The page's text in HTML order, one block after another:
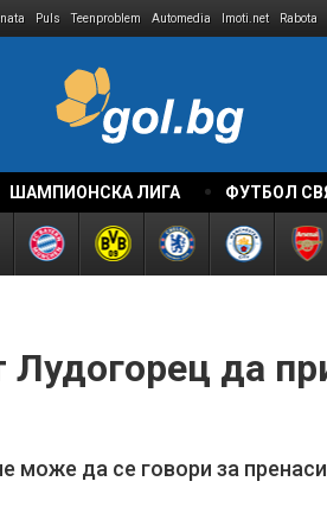
Puls Teenproblem Automedia Imoti.net Rabota
ШАМПИОНСКА ЛИГА ФУТБОЛ
да
може да се говори за